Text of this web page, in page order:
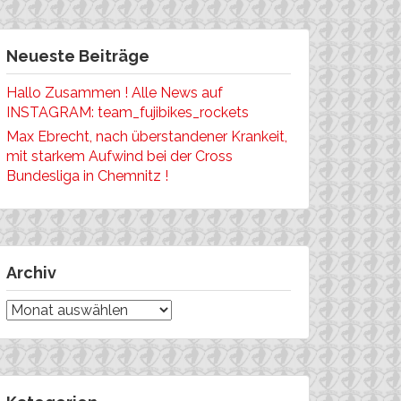
Neueste Beiträge
Hallo Zusammen ! Alle News auf
INSTAGRAM: team_fujibikes_rockets
Max Ebrecht, nach überstandener Krankeit,
mit starkem Aufwind bei der Cross
Bundesliga in Chemnitz !
Archiv
Archiv